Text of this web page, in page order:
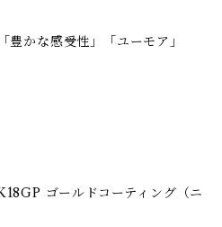
かな感受性」「ユーモア」
ゴールドコーティング（ニ